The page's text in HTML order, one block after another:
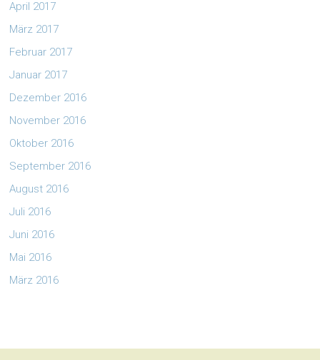
April 2017
März 2017
Februar 2017
Januar 2017
Dezember 2016
November 2016
Oktober 2016
September 2016
August 2016
Juli 2016
Juni 2016
Mai 2016
März 2016